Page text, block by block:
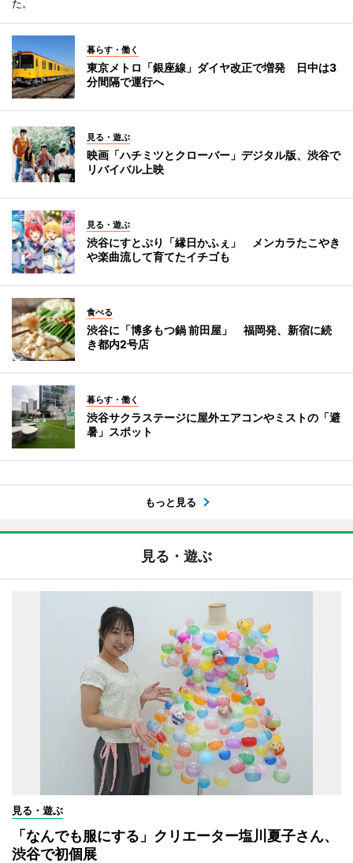
た。
暮らす・働く
東京メトロ「銀座線」ダイヤ改正で増発 日中は3
分間隔で運行へ
見る・遊ぶ
映画「ハチミツとクローバー」デジタル版、渋谷で
リバイバル上映
見る・遊ぶ
渋谷にすとぷり「縁日かふぇ」 メンカラたこやき
や楽曲流して育てたイチゴも
食べる
渋谷に「博多もつ鍋 前田屋」 福岡発、新宿に続
き都内2号店
暮らす・働く
渋谷サクラステージに屋外エアコンやミストの「避
暑」スポット
もっと見る
見る・遊ぶ
見る・遊ぶ
「なんでも服にする」クリエーター塩川夏子さん、
渋谷で初個展